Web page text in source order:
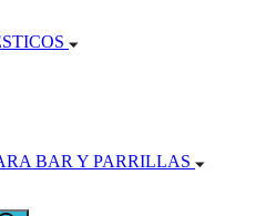
BAR Y PARRILLAS